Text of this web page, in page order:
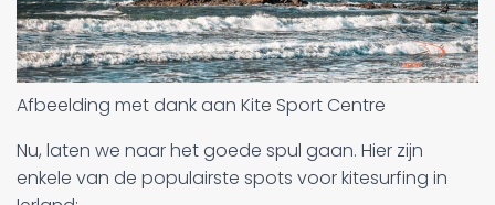
Afbeelding met dank aan Kite Sport Centre
Nu, laten we naar het goede spul gaan. Hier zijn
enkele van de populairste spots voor kitesurfing in